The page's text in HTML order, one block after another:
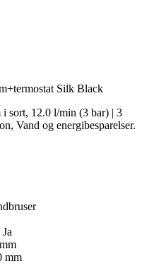
Silk Black
i sort, 12.0 l/min (3 bar) | 3
Vand og energibesparelser.
mm